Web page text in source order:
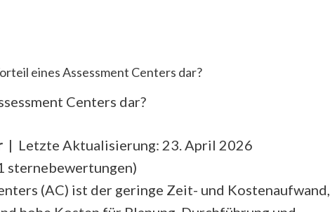
eines Assessment Centers dar?
Centers dar?
| Letzte Aktualisierung: 23. April 2026
sternebewertungen)
(AC) ist der geringe Zeit- und Kostenaufwand,